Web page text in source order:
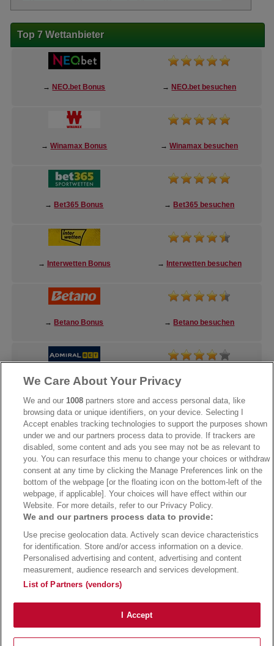
Top 7 Wettanbieter
→ NEO.bet Bonus → NEO.bet besuchen
→Winamax Bonus →Winamax besuchen
→ Bet365 Bonus → Bet365 besuchen
→ Interwetten Bonus → Interwetten besuchen
→ Betano Bonus → Betano besuchen
→AdmiralBet Bonus →AdmiralBet besuchen
→Bwin Bonus →Bwin besuchen
Alle Anbieter auf dieser Webseite sind offiziell in Deutschland
Bundesligatrend Fussball Bundesliga Tipps
Verantwortung!
We Care About Your Privacy
We and our1008 partners store and access personal data, like
browsing data or unique identifiers, on your device. Selecting I
Accept enables tracking technologies to support the purposes shown
under we and our partners process data to provide. If trackers are
disabled, some content and ads you see may not be as relevant to
you. You can resurface this menu to change your choices or withdraw
consent at any time by clicking the Manage Preferences link on the
bottom of the webpage [or the floating icon on the bottom-left of the
webpage, if applicable]. Your choices will have effect within our
Website. For more details, refer to our Privacy Policy.
We and our partners process data to provide:
Use precise geolocation data. Actively scan device characteristics
for identification. Store and/or access information on a device.
Personalised advertising and content, advertising and content
measurement, audience research and services development.
List of Partners (vendors)
I Accept